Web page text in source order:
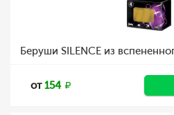
Беруши SILENCE из
от154